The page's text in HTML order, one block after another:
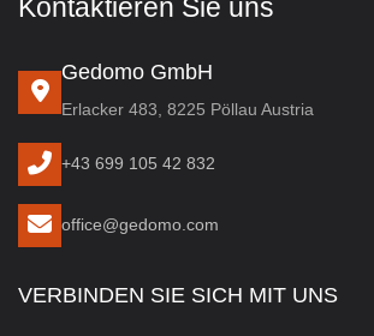
Kontaktieren Sie uns
Gedomo GmbH
Erlacker 483, 8225 Pöllau Austria
+43 699 105 42 832
office@gedomo.com
VERBINDEN SIE SICH MIT UNS